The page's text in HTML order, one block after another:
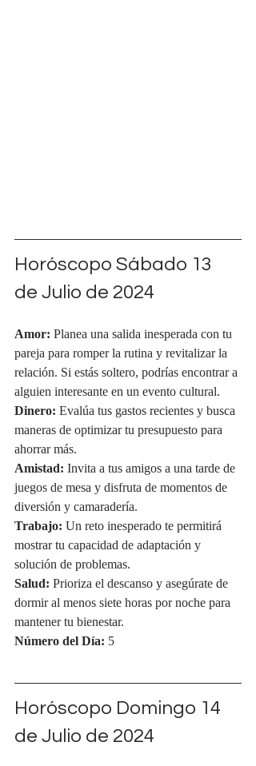
Horóscopo Sábado 13
de Julio de 2024
Amor: Planea una salida inesperada con tu
pareja para romper la rutina y revitalizar la
relación. Si estás soltero, podrías encontrar a
alguien interesante en un evento cultural.
Dinero: Evalúa tus gastos recientes y busca
maneras de optimizar tu presupuesto para
ahorrar más.
Amistad: Invita a tus amigos a una tarde de
juegos de mesa y disfruta de momentos de
diversión y camaradería.
Trabajo: Un reto inesperado te permitirá
mostrar tu capacidad de adaptación y
solución de problemas.
Salud: Prioriza el descanso y asegúrate de
dormir al menos siete horas por noche para
mantener tu bienestar.
Número del Día: 5
Horóscopo Domingo 14
de Julio de 2024